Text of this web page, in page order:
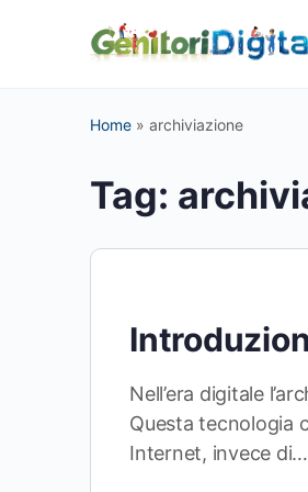
Home » archiviazione
Tag:
Nell’era digitale
Questa tecnologia
Internet, invece di…